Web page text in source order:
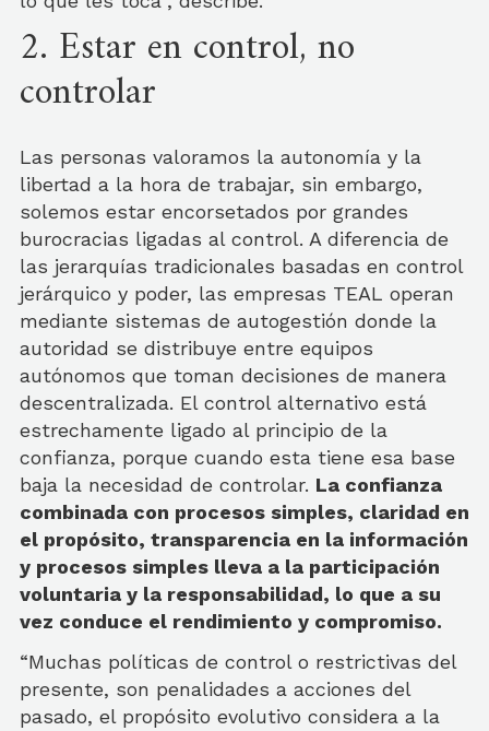
2. Estar en control, no
controlar
Las personas valoramos la autonomía y la
libertad a la hora de trabajar, sin embargo,
solemos estar encorsetados por grandes
burocracias ligadas al control. A diferencia de
las jerarquías tradicionales basadas en control
jerárquico y poder, las empresas TEAL operan
mediante sistemas de autogestión donde la
autoridad se distribuye entre equipos
autónomos que toman decisiones de manera
descentralizada. El control alternativo está
estrechamente ligado al principio de la
confianza, porque cuando esta tiene esa base
baja la necesidad de controlar. La confianza
combinada con procesos simples, claridad en
el propósito, transparencia en la información
y procesos simples lleva a la participación
voluntaria y la responsabilidad, lo que a su
vez conduce el rendimiento y compromiso.
“Muchas políticas de control o restrictivas del
presente, son penalidades a acciones del
pasado, el propósito evolutivo considera a la